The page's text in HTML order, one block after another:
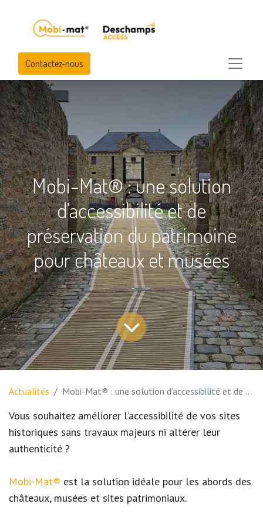
Contactez-nous
Mobi-Mat® : une solution
d’accessibilité et de
préservation du patrimoine
pour châteaux et musées
Actualités Mobi-Mat® : une solution d’accessibilité et de préservation du patrimoine pour châteaux et musées
Vous souhaitez améliorer l’accessibilité de vos sites
historiques sans travaux majeurs ni altérer leur
authenticité ?
Mobi-Mat® est la solution idéale pour les abords des
châteaux, musées et sites patrimoniaux.